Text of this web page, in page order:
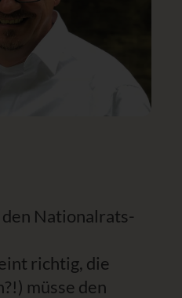
Nationalrats-
richtig, die
müsse den